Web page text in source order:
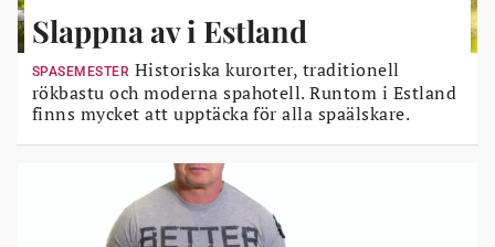
Slappna av i Estland
SPASEMESTER Historiska kurorter, traditionell
rökbastu och moderna spahotell. Runtom i Estland
finns mycket att upptäcka för alla spaälskare.